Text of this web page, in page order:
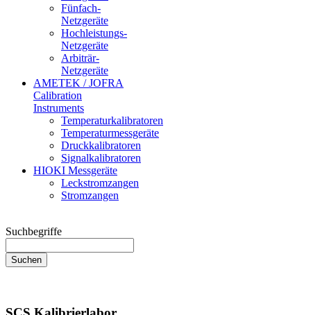
Fünfach-
Netzgeräte
Hochleistungs-
Netzgeräte
Arbiträr-
Netzgeräte
AMETEK / JOFRA
Calibration
Instruments
Temperaturkalibratoren
Temperaturmessgeräte
Druckkalibratoren
Signalkalibratoren
HIOKI Messgeräte
Leckstromzangen
Stromzangen
Suchbegriffe